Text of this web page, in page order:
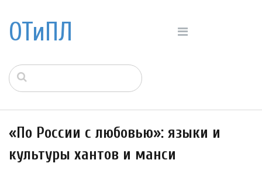
ОТиПЛ
«По России с любовью»: языки и
культуры хантов и манси